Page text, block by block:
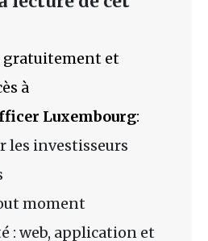
gratuitement et
à
Luxembourg:
les investisseurs
moment
: web, application et